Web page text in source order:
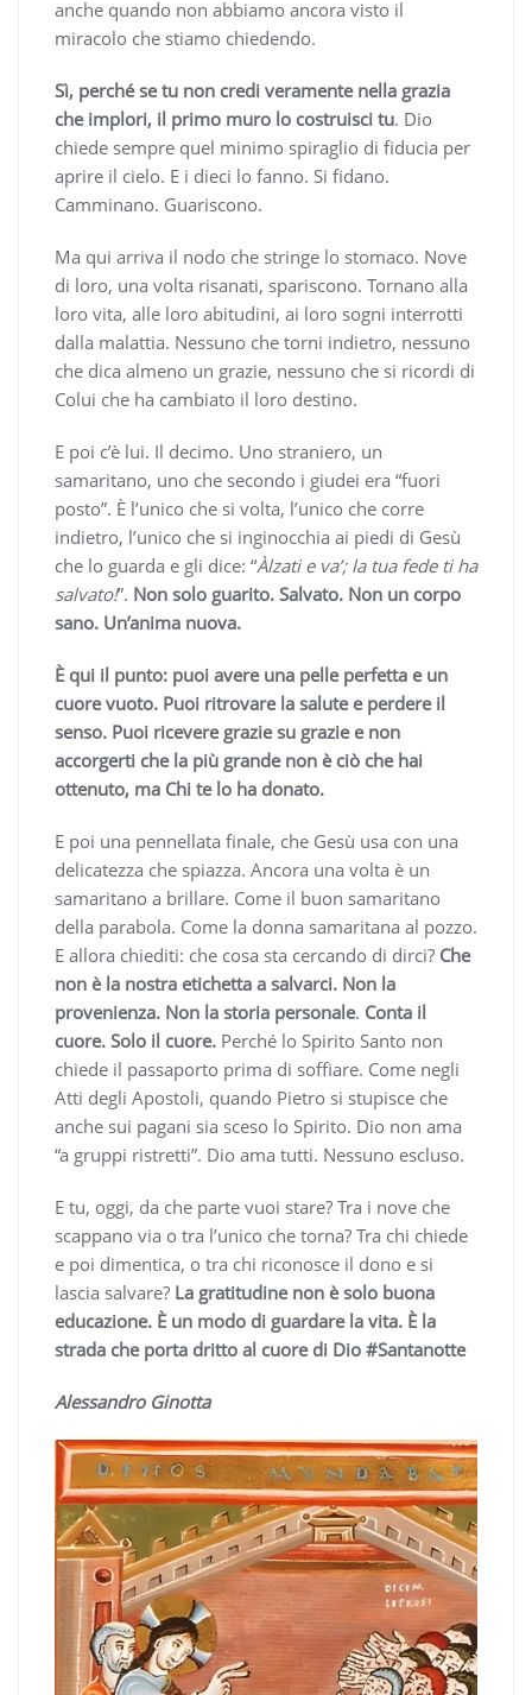
anche quando non abbiamo ancora visto il
miracolo che stiamo chiedendo.
Sì, perché se tu non credi veramente nella grazia
che implori, il primo muro lo costruisci tu. Dio
chiede sempre quel minimo spiraglio di fiducia per
aprire il cielo. E i dieci lo fanno. Si fidano.
Camminano. Guariscono.
Ma qui arriva il nodo che stringe lo stomaco. Nove
di loro, una volta risanati, spariscono. Tornano alla
loro vita, alle loro abitudini, ai loro sogni interrotti
dalla malattia. Nessuno che torni indietro, nessuno
che dica almeno un grazie, nessuno che si ricordi di
Colui che ha cambiato il loro destino.
E poi c’è lui. Il decimo. Uno straniero, un
samaritano, uno che secondo i giudei era “fuori
posto”. È l’unico che si volta, l’unico che corre
indietro, l’unico che si inginocchia ai piedi di Gesù
che lo guarda e gli dice: “Àlzati e va’; la tua fede ti ha
salvato!”. Non solo guarito. Salvato. Non un corpo
sano. Un’anima nuova.
È qui il punto: puoi avere una pelle perfetta e un
cuore vuoto. Puoi ritrovare la salute e perdere il
senso. Puoi ricevere grazie su grazie e non
accorgerti che la più grande non è ciò che hai
ottenuto, ma Chi te lo ha donato.
E poi una pennellata finale, che Gesù usa con una
delicatezza che spiazza. Ancora una volta è un
samaritano a brillare. Come il buon samaritano
della parabola. Come la donna samaritana al pozzo.
E allora chiediti: che cosa sta cercando di dirci? Che
non è la nostra etichetta a salvarci. Non la
provenienza. Non la storia personale. Conta il
cuore. Solo il cuore. Perché lo Spirito Santo non
chiede il passaporto prima di soffiare. Come negli
Atti degli Apostoli, quando Pietro si stupisce che
anche sui pagani sia sceso lo Spirito. Dio non ama
“a gruppi ristretti”. Dio ama tutti. Nessuno escluso.
E tu, oggi, da che parte vuoi stare? Tra i nove che
scappano via o tra l’unico che torna? Tra chi chiede
e poi dimentica, o tra chi riconosce il dono e si
lascia salvare? La gratitudine non è solo buona
educazione. È un modo di guardare la vita. È la
strada che porta dritto al cuore di Dio #Santanotte
Alessandro Ginotta